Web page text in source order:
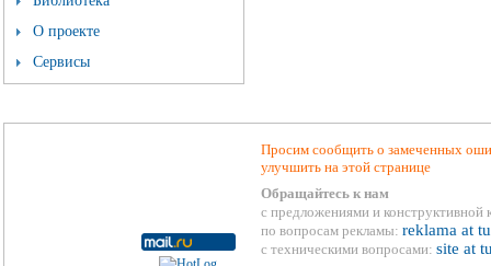
О проекте
Сервисы
Просим сообщить о замеченных
улучшить на этой странице
Обращайтесь к нам
с предложениями и конструктивной
по вопросам рекламы: reklama at
с техническими вопросами: site at